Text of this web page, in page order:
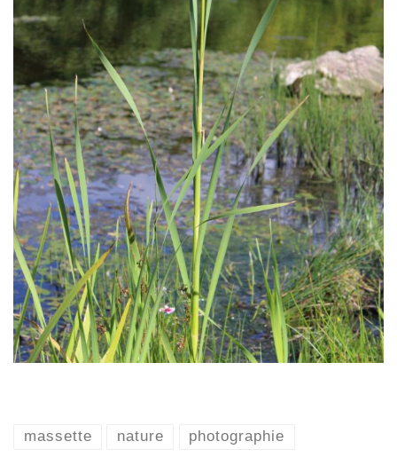
massette nature photographie